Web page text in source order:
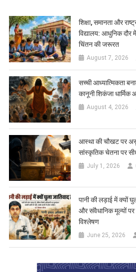
शिक्षा, समानता और
विद्यालय: आधुनिक दौर
चिंतन की जरूरत
August 7, 2026
सच्ची आध्यात्मिकता
कानूनी शिकंजा धार्मिक
August 4, 2026
आस्था की चौखट पर
सांस्कृतिक चेतना पर
July 1, 2026
पानी की लड़ाई में क्यों
और संवैधानिक मूल्यों पर
विश्लेषण
June 25, 2026